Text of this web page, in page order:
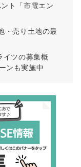
ト「市電エン
・売り土地の最
イツの募集概
ンも実施中